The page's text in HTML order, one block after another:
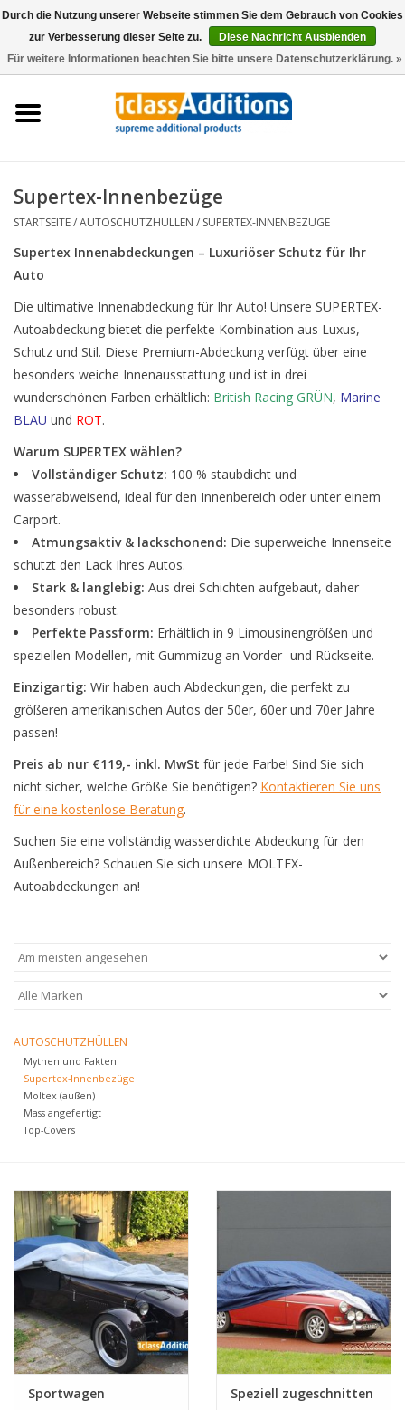
0 Artikel - €0,00
Auto Lagerung
Supertex-Innenbezüge
STARTSEITE/AUTOSCHUTZHÜLLEN / SUPERTEX-INNENBEZÜGE
Supertex Innenabdeckungen – Luxuriöser Schutz für Ihr
Auto
Die ultimative Innenabdeckung für Ihr Auto! Unsere SUPERTEX-
Autoabdeckung bietet die perfekte Kombination aus Luxus,
Schutz und Stil. Diese Premium-Abdeckung verfügt über eine
besonders weiche Innenausstattung und ist in drei
wunderschönen Farben erhältlich: British Racing GRÜN, Marine
BLAU und ROT.
Warum SUPERTEX wählen?
Vollständiger Schutz: 100 % staubdicht und
wasserabweisend, ideal für den Innenbereich oder unter einem
Carport.
Atmungsaktiv & lackschonend: Die superweiche Innenseite
schützt den Lack Ihres Autos.
Stark & langlebig: Aus drei Schichten aufgebaut, daher
besonders robust.
Perfekte Passform: Erhältlich in 9 Limousinengrößen und
speziellen Modellen, mit Gummizug an Vorder- und Rückseite.
Einzigartig: Wir haben auch Abdeckungen, die perfekt zu
größeren amerikanischen Autos der 50er, 60er und 70er Jahre
passen!
Preis ab nur €119,- inkl. MwSt für jede Farbe! Sind Sie sich
nicht sicher, welche Größe Sie benötigen? Kontaktieren Sie uns
für eine kostenlose Beratung.
Suchen Sie eine vollständig wasserdichte Abdeckung für den
Außenbereich? Schauen Sie sich unsere MOLTEX-
Autoabdeckungen an!
AUTOSCHUTZHÜLLEN
Mythen und Fakten
Supertex-Innenbezüge
Moltex (außen)
Mass angefertigt
Top-Covers
Sportwagen
Speziell zugeschnitten
Durch die Nutzung unserer Webseite stimmen Sie dem Gebrauch von Cookies
zur Verbesserung dieser Seite zu.
Diese Nachricht Ausblenden
Für weitere Informationen beachten Sie bitte unsere Datenschutzerklärung. »